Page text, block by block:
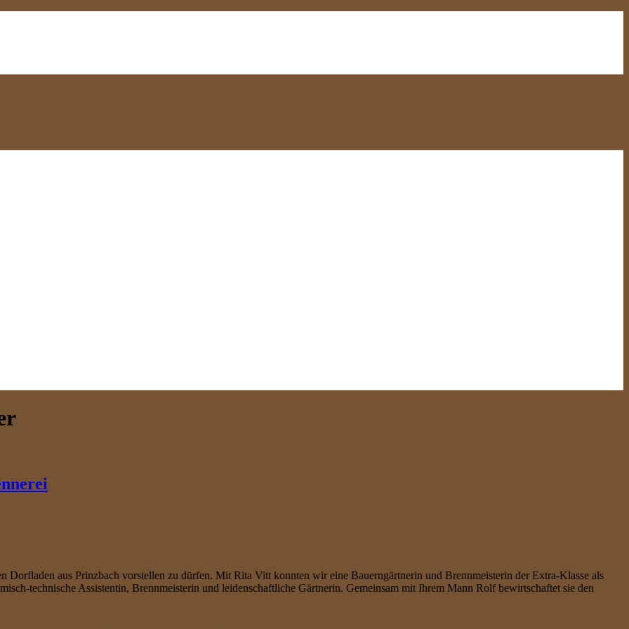
Dorfladen aus Prinzbach vorstellen zu dürfen. Mit Rita Vitt konnten wir eine Bauerngärtnerin und Brennmeisterin der Extra-Klasse als
technische Assistentin, Brennmeisterin und leidenschaftliche Gärtnerin. Gemeinsam mit Ihrem Mann Rolf bewirtschaftet sie den